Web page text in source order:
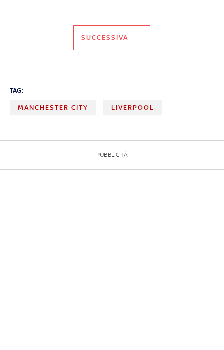
SUCCESSIVA
TAG:
MANCHESTER CITY LIVERPOOL
PUBBLICITÀ